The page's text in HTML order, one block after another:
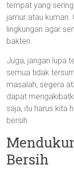
tempat yang
jamur atau kuman.
lingkungan agar
bakteri.
Juga, jangan lupa
semua tidak
masalah, segera
dapat
saja, itu harus kita
bersih.
Bersih